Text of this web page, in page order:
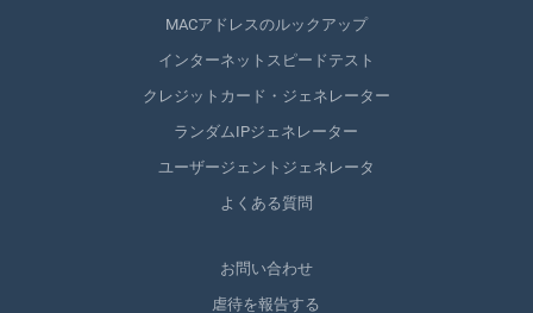
MACアドレスのルックアップ
インターネットスピードテスト
クレジットカード・ジェネレーター
ランダムIPジェネレーター
ユーザージェントジェネレータ
よくある質問
お問い合わせ
虐待を報告する